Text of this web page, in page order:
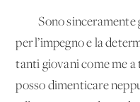
Sono sinceramente
per l’impegno e la
tanti giovani come me
posso dimenticare